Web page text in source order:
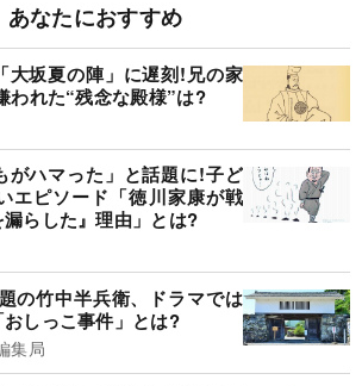
あなたにおすすめ
大坂夏の陣」に遅刻!兄の家
われた“残念な殿様”は?
がハマった」と話題に!子ど
エピソード「徳川家康が戦
らした』理由」とは?
の竹中半兵衛、ドラマでは
しっこ事件」とは?
集局